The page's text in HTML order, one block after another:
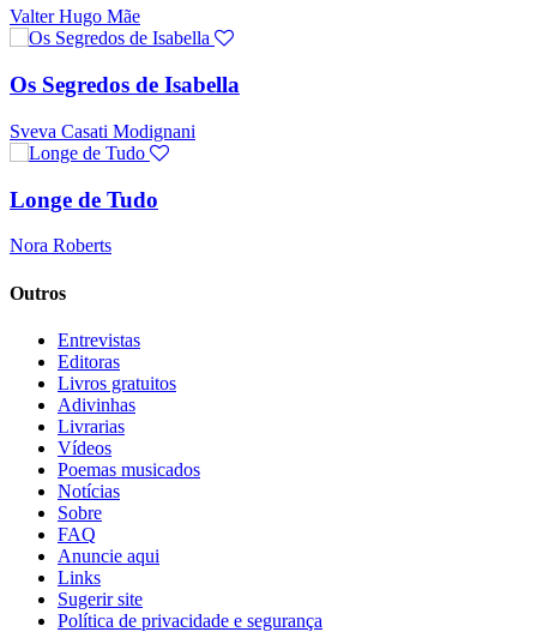
Valter Hugo Mãe
Os Segredos de Isabella
Sveva Casati Modignani
Longe de Tudo
Nora Roberts
Outros
Entrevistas
Editoras
Livros gratuitos
Adivinhas
Livrarias
Vídeos
Poemas musicados
Notícias
Sobre
FAQ
Anuncie aqui
Links
Sugerir site
Política de privacidade e segurança